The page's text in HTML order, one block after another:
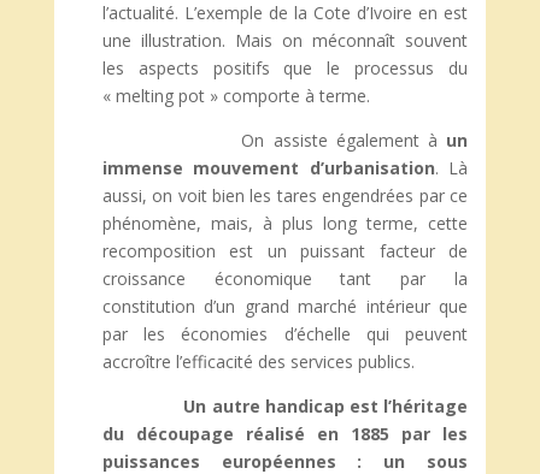
l’actualité. L’exemple de la Cote d’Ivoire en est
une illustration. Mais on méconnaît souvent
les aspects positifs que le processus du
« melting pot » comporte à terme.
On assiste également à un
immense mouvement d’urbanisation. Là
aussi, on voit bien les tares engendrées par ce
phénomène, mais, à plus long terme, cette
recomposition est un puissant facteur de
croissance économique tant par la
constitution d’un grand marché intérieur que
par les économies d’échelle qui peuvent
accroître l’efficacité des services publics.
Un autre handicap est l’héritage
du découpage réalisé en 1885 par les
puissances européennes : un sous